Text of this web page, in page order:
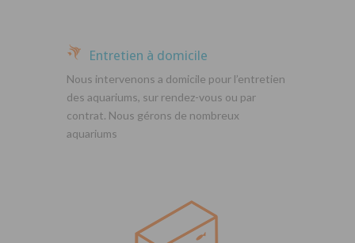
Entretien à domicile
Nous intervenons a domicile pour l’entretien
des aquariums, sur rendez-vous ou par
contrat. Nous gérons de nombreux
aquariums